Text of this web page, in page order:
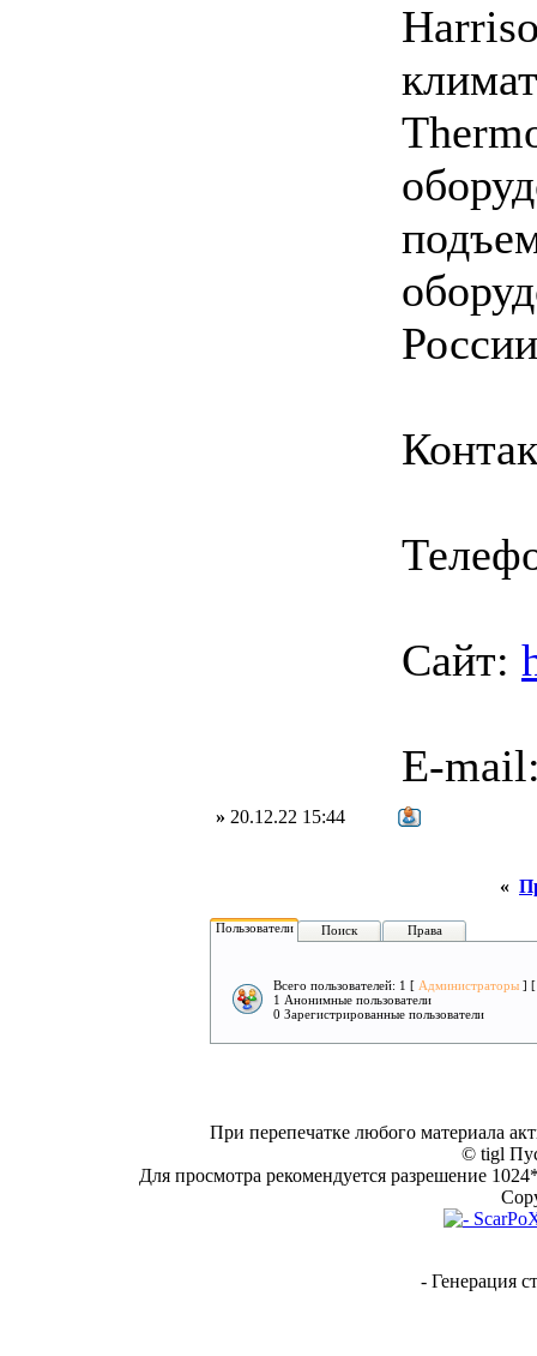
Сайт:
E-
» 20.12.22 15:44
«
Пользователи Поиск Права
Всего пользователей: 1 [ Администраторы ]
1 Анонимные пользователи
0 Зарегистрированные пользователи
При перепечатке любого материала
© tigl
Для просмотра рекомендуется разрешение
- Генерация